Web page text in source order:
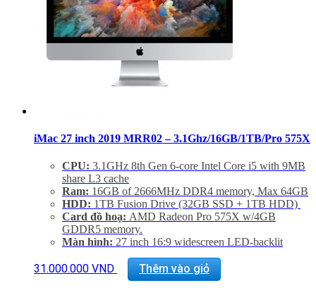
iMac 27 inch 2019 MRR02 – 3.1Ghz/16GB/1TB/Pro 575X
CPU: 3.1GHz 8th Gen 6-core Intel Core i5 with 9MB
share L3 cache
Ram: 16GB of 2666MHz DDR4 memory, Max 64GB
HDD: 1TB Fusion Drive (32GB SSD + 1TB HDD)
Card đồ hoạ: AMD Radeon Pro 575X w/4GB
GDDR5 memory.
Màn hình: 27 inch 16:9 widescreen LED-backlit
Kết nối:1 SDXC SD Card, 4 USB 3.0, 2
Thunderbolt 3, GigaEthernet (LAN)
31.000.000 VND Thêm vào giỏ